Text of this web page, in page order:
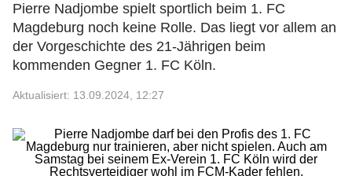
Pierre Nadjombe spielt sportlich beim 1. FC
Magdeburg noch keine Rolle. Das liegt vor allem an
der Vorgeschichte des 21-Jährigen beim
kommenden Gegner 1. FC Köln.
Aktualisiert: 13.09.2024, 12:27